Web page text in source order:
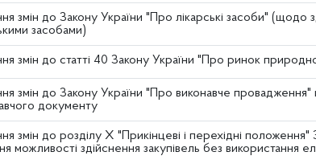
змін до Закону України "Про лікарські засоби" (щодо
засобами)
змін до статті 40 Закону України "Про ринок
змін до Закону України "Про виконавче
документу
змін до розділу X "Прикінцеві і перехідні положення"
можливості здійснення закупівель без використання